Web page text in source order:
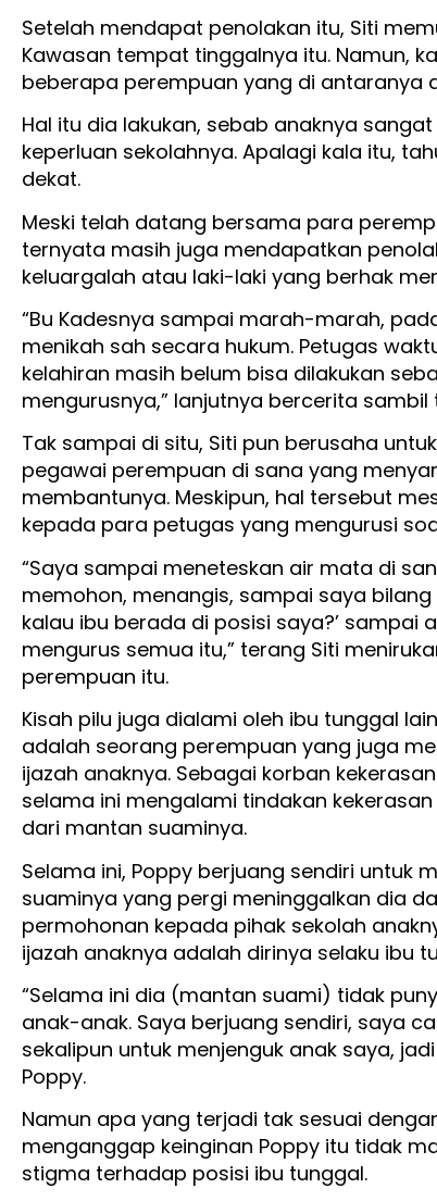
Setelah mendapat penolakan itu, Siti
Kawasan tempat tinggalnya itu. Namun,
beberapa perempuan yang di antaranya
Hal itu dia lakukan, sebab anaknya
keperluan sekolahnya. Apalagi kala itu,
dekat.
Meski telah datang bersama para
ternyata masih juga mendapatkan
keluargalah atau laki-laki yang berhak
“Bu Kadesnya sampai marah-marah,
menikah sah secara hukum. Petugas
kelahiran masih belum bisa dilakukan
mengurusnya,” lanjutnya bercerita sambil
Tak sampai di situ, Siti pun berusaha
pegawai perempuan di sana yang
membantunya. Meskipun, hal tersebut
kepada para petugas yang mengurusi
“Saya sampai meneteskan air mata di
memohon, menangis, sampai saya
kalau ibu berada di posisi saya?’ sampai
mengurus semua itu,” terang Siti
perempuan itu.
Kisah pilu juga dialami oleh ibu tunggal
adalah seorang perempuan yang juga
ijazah anaknya. Sebagai korban
selama ini mengalami tindakan kekerasan
dari mantan suaminya.
Selama ini, Poppy berjuang sendiri untuk
suaminya yang pergi meninggalkan dia
permohonan kepada pihak sekolah
ijazah anaknya adalah dirinya selaku ibu
“Selama ini dia (mantan suami) tidak
anak-anak. Saya berjuang sendiri, saya
sekalipun untuk menjenguk anak saya,
Poppy.
Namun apa yang terjadi tak sesuai
menganggap keinginan Poppy itu tidak
stigma terhadap posisi ibu tunggal.